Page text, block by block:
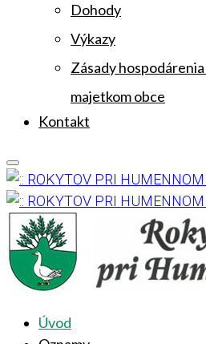
Dohody
Výkazy
Zásady hospodárenia
majetkom obce
Kontakt
Úvod